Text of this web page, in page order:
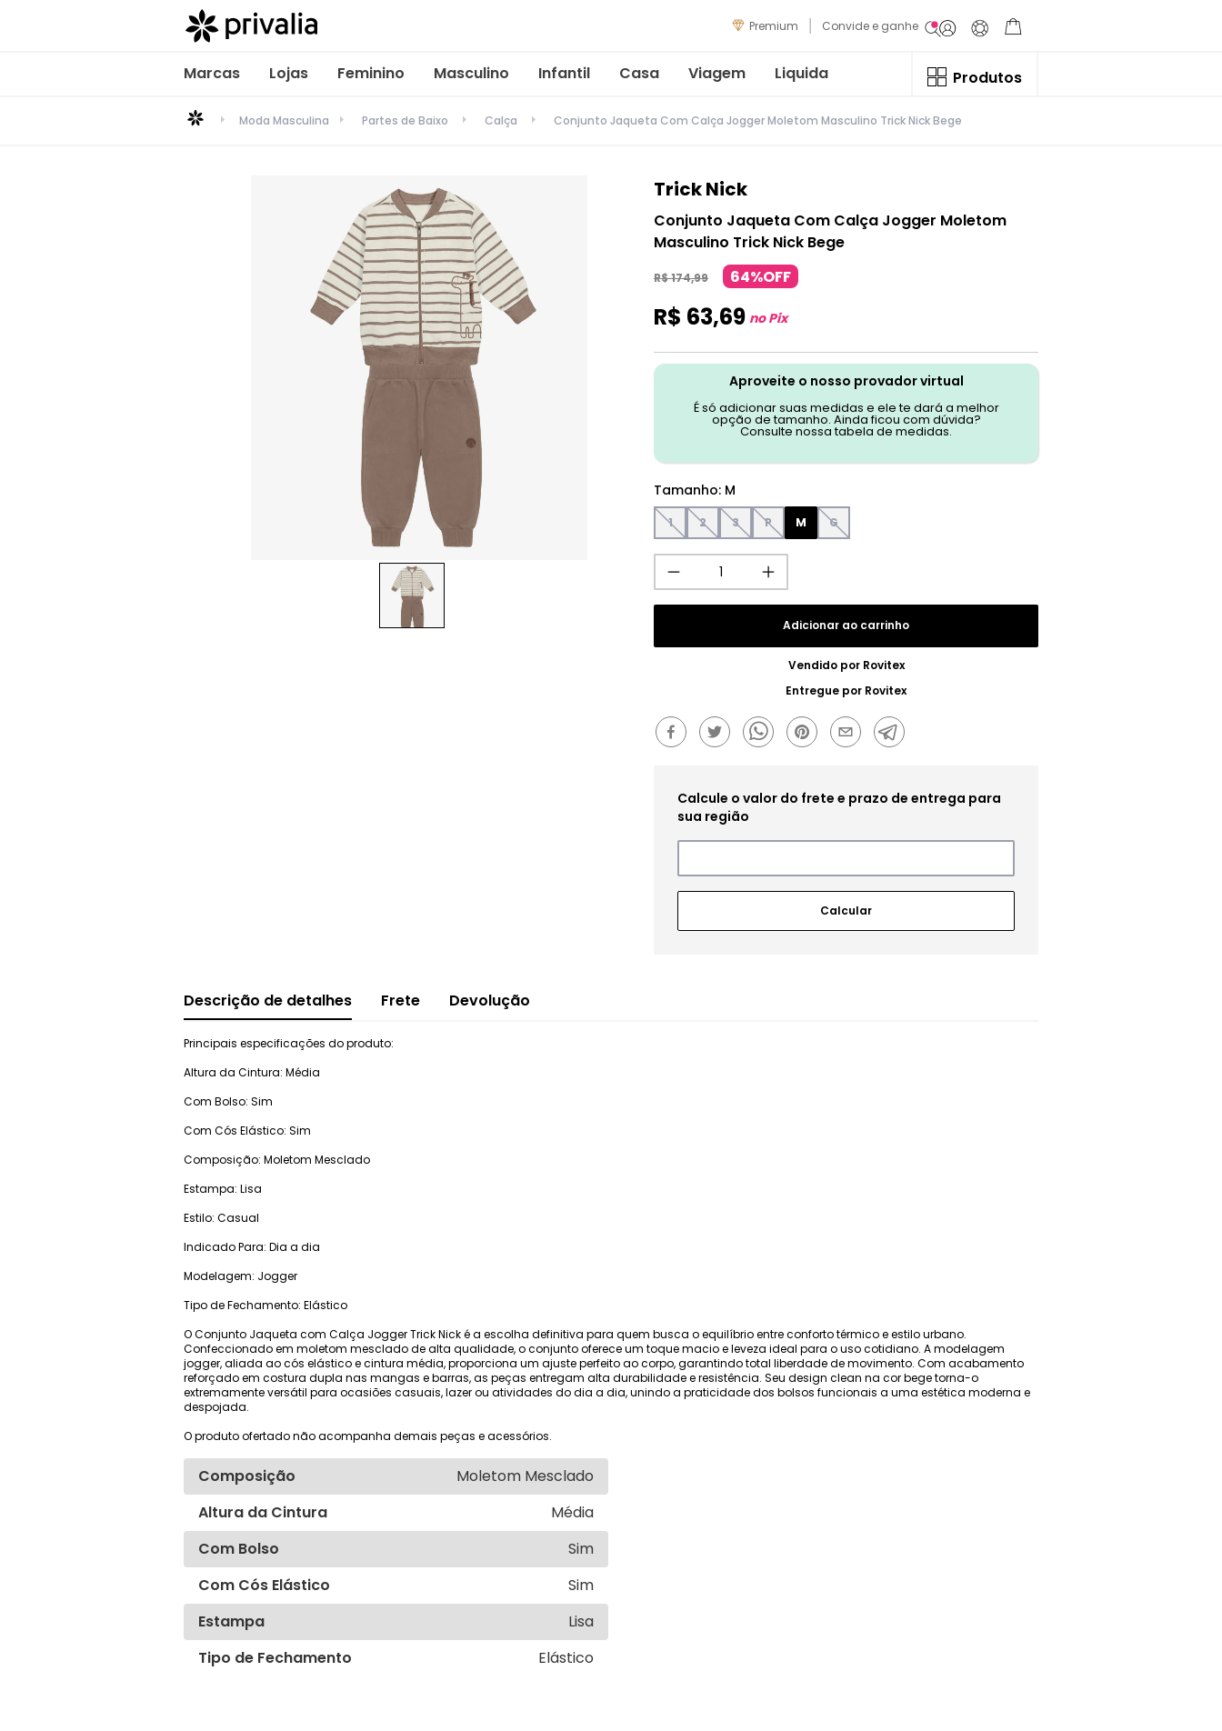
Premium Convide e ganhe
Marcas Lojas Feminino Masculino Infantil Casa Viagem Liquida Produtos
Moda Masculina Partes de Baixo Calça Conjunto Jaqueta Com Calça Jogger Moletom Masculino Trick Nick Bege
Trick Nick
Conjunto Jaqueta Com Calça Jogger Moletom
Masculino Trick Nick Bege
R$174,99 64%OFF
R$ 63,69 no Pix
Aproveite o nosso provador virtual
É só adicionar suas medidas e ele te dará a melhor
opção de tamanho. Ainda ficou com dúvida?
Consulte nossa tabela de medidas.
Tamanho: M
1 2 3 P M G
Adicionar ao carrinho
Vendido por Rovitex
Entregue por Rovitex
Descrição de detalhes Frete Devolução
Principais especificações do produto:
Altura da Cintura: Média
Com Bolso: Sim
Com Cós Elástico: Sim
Composição: Moletom Mesclado
Estampa: Lisa
Estilo: Casual
Indicado Para: Dia a dia
Modelagem: Jogger
Tipo de Fechamento: Elástico
O Conjunto Jaqueta com Calça Jogger Trick Nick é a escolha definitiva para quem busca o equilíbrio entre conforto térmico e estilo urbano.
Confeccionado em moletom mesclado de alta qualidade, o conjunto oferece um toque macio e leveza ideal para o uso cotidiano. A modelagem
jogger, aliada ao cós elástico e cintura média, proporciona um ajuste perfeito ao corpo, garantindo total liberdade de movimento. Com acabamento
reforçado em costura dupla nas mangas e barras, as peças entregam alta durabilidade e resistência. Seu design clean na cor bege torna-o
extremamente versátil para ocasiões casuais, lazer ou atividades do dia a dia, unindo a praticidade dos bolsos funcionais a uma estética moderna e
despojada.
O produto ofertado não acompanha demais peças e acessórios.
Composição
Moletom Mesclado
Altura da Cintura
Média
Com Bolso
Sim
Com Cós Elástico
Sim
Estampa
Lisa
Tipo de Fechamento
Elástico